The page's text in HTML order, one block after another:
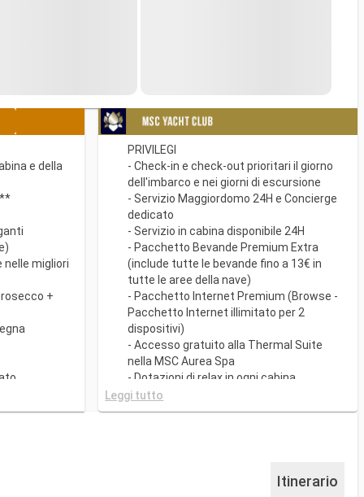
e della
nelle migliori
+
gourmet
PRIVILEGI
- Check-in e check-out prioritari il giorno
dell'imbarco e nei giorni di escursione
- Servizio Maggiordomo 24H e Concierge
dedicato
- Servizio in cabina disponibile 24H
- Pacchetto Bevande Premium Extra
(include tutte le bevande fino a 13€ in
tutte le aree della nave)
- Pacchetto Internet Premium (Browse -
Pacchetto Internet illimitato per 2
dispositivi)
- Accesso gratuito alla Thermal Suite
nella MSC Aurea Spa
- Dotazioni di relax in ogni cabina
(accappatoio e ciabattine)
- Ampia gamma di cuscini da scegliere
consegnato direttamente in cabina su
Leggi tutto
Itinerario